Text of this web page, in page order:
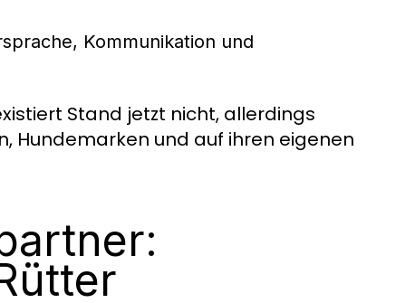
Kommunikation und
Stand jetzt nicht, allerdings
Hundemarken und auf ihren eigenen